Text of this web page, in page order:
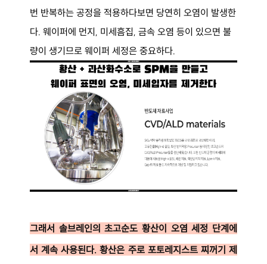
번 반복하는 공정을 적용하다보면 당연히 오염이 발생한
다. 웨이퍼에 먼지, 미세흠집, 금속 오염 등이 있으면 불
량이 생기므로 웨이퍼 세정은 중요하다.
그래서 솔브레인의 초고순도 황산이 오염 세정 단계에
서 계속 사용된다. 황산은 주로 포토레지스트 찌꺼기 제